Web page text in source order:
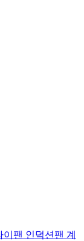
팬 인덕션팬 계